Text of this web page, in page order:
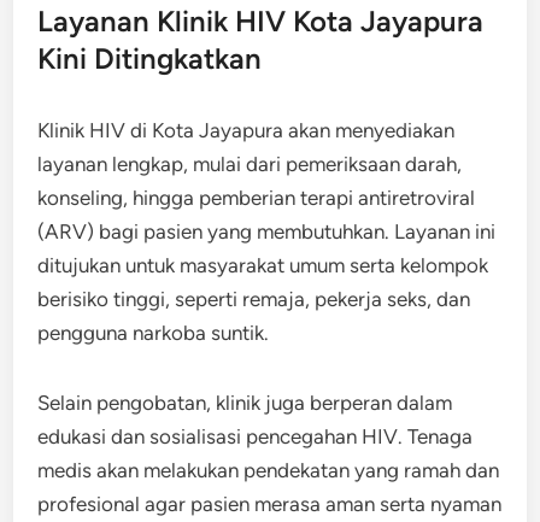
Layanan Klinik HIV Kota Jayapura
Kini Ditingkatkan
Klinik HIV di Kota Jayapura akan menyediakan
layanan lengkap, mulai dari pemeriksaan darah,
konseling, hingga pemberian terapi antiretroviral
(ARV) bagi pasien yang membutuhkan. Layanan ini
ditujukan untuk masyarakat umum serta kelompok
berisiko tinggi, seperti remaja, pekerja seks, dan
pengguna narkoba suntik.
Selain pengobatan, klinik juga berperan dalam
edukasi dan sosialisasi pencegahan HIV. Tenaga
medis akan melakukan pendekatan yang ramah dan
profesional agar pasien merasa aman serta nyaman